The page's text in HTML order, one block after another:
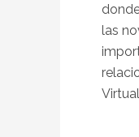
las